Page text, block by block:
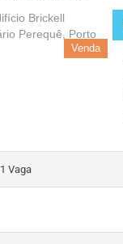
Venda
1 Vaga